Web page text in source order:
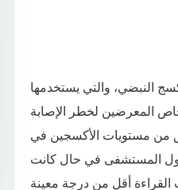
النبضي، والتي يستخدمها
المعرضين لخطر الإصابة
من مستويات الأكسجين في
المستشفى في حال كانت